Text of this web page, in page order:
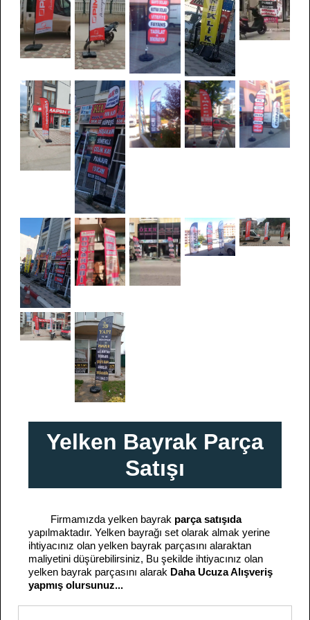
Yelken Bayrak Parça
Satışı
Firmamızda yelken bayrak parça satışıda
yapılmaktadır. Yelken bayrağı set olarak almak yerine
ihtiyacınız olan yelken bayrak parçasını alaraktan
maliyetini düşürebilirsiniz, Bu şekilde ihtiyacınız olan
yelken bayrak parçasını alarak Daha Ucuza Alışveriş
yapmış olursunuz...